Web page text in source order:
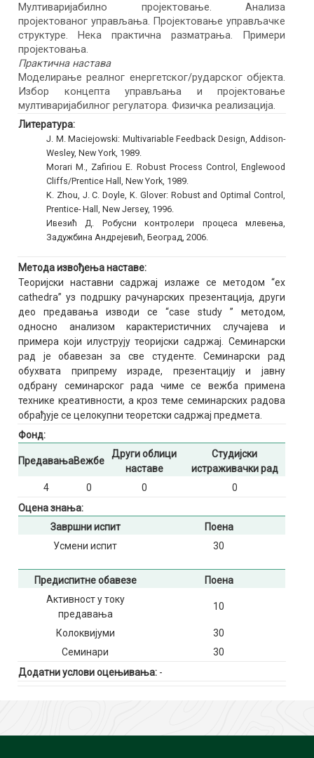
Мултиваријабилно пројектовање. Анализа
пројектованог управљања. Пројектовање управљачке
структуре. Нека практична разматрања. Примери
пројектовања.
Практична настава
Моделирање реалног енергетског/рударског објекта.
Избор концепта управљања и пројектовање
мултиваријабилног регулатора. Физичка реализација.
Литература:
J. M. Maciejowski: Multivariable Feedback Design, Addison-
Wesley, New York, 1989.
Morari M., Zafiriou E. Robust Process Control, Englewood
Cliffs/Prentice Hall, New York, 1989.
K. Zhou, J. C. Doyle, K. Glover: Robust and Optimal Control,
Prentice- Hall, New Jersey, 1996.
Ивезић Д. Робусни контролери процеса млевења,
Задужбина Андрејевић, Београд, 2006.
Метода извођења наставе:
Теоријски наставни садржај излаже се методом “ex
cathedra” уз подршку рачунарских презентација, други
део предавања изводи се “case study ” методом,
односно анализом карактеристичних случајева и
примера који илуструју теоријски садржај. Семинарски
рад је обавезан за све студенте. Семинарски рад
обухвата припрему израде, презентацију и јавну
одбрану семинарског рада чиме се вежба примена
технике креативности, а кроз теме семинарских радова
обрађује се целокупни теоретски садржај предмета.
Фонд:
ПредавањаВежбе
Други облици
наставе
Студијски
истраживачки рад
4
0 0
0
Оцена знања:
Завршни испит
Поена
Усмени испит
30
Предиспитне обавезе
Поена
Активност у току
предавања
10
Колоквијуми
30
Семинари
30
Додатни услови оцењивања: -